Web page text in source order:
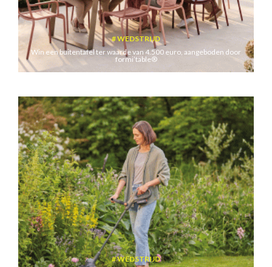
WEDSTRIJD
Win een buitentafel ter waarde van 4.500 euro, aangeboden door
formi’table®
WEDSTRIJD